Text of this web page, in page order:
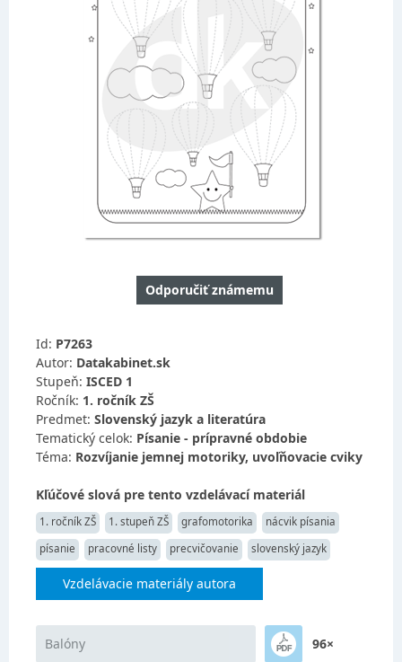
Odporučiť známemu
Id: P7263
Autor: Datakabinet.sk
Stupeň: ISCED 1
Ročník: 1. ročník ZŠ
Predmet: Slovenský jazyk a literatúra
Tematický celok: Písanie - prípravné obdobie
Téma: Rozvíjanie jemnej motoriky, uvoľňovacie cviky
Kľúčové slová pre tento vzdelávací materiál
1. ročník ZŠ 1. stupeň ZŠ grafomotorika
nácvik písania
písanie
pracovné listy precvičovanie slovenský jazyk
Vzdelávacie materiály autora
Balóny 96×